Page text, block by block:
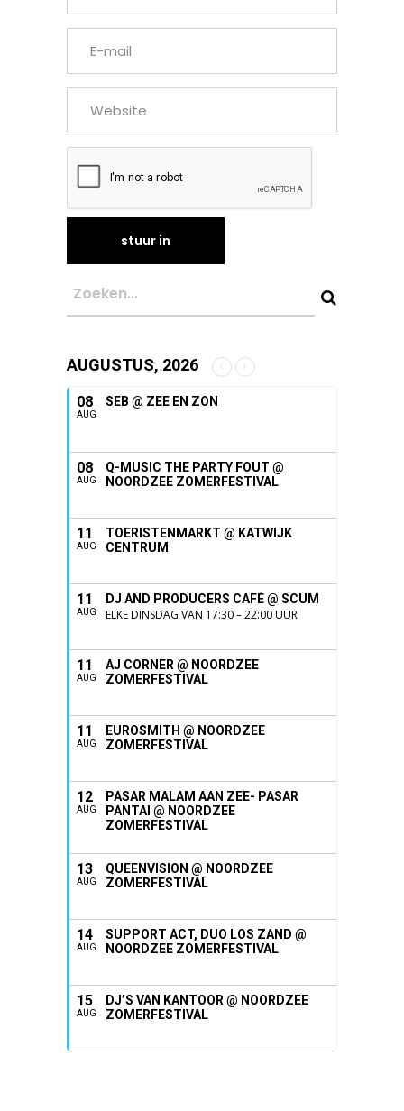
AUGUSTUS, 2026
08
AUG
SEB @ ZEE EN ZON
08
AUG
Q-MUSIC THE PARTY FOUT @
NOORDZEE ZOMERFESTIVAL
11
AUG
TOERISTENMARKT @ KATWIJK
CENTRUM
11
AUG
DJ AND PRODUCERS CAFÉ @ SCUM
ELKE DINSDAG VAN 17:30 – 22:00 UUR
11
AUG
AJ CORNER @ NOORDZEE
ZOMERFESTIVAL
11
AUG
EUROSMITH @ NOORDZEE
ZOMERFESTIVAL
12
AUG
PASAR MALAM AAN ZEE- PASAR
PANTAI @ NOORDZEE
ZOMERFESTIVAL
13
AUG
QUEENVISION @ NOORDZEE
ZOMERFESTIVAL
14
AUG
SUPPORT ACT, DUO LOS ZAND @
NOORDZEE ZOMERFESTIVAL
15
AUG
DJ’S VAN KANTOOR @ NOORDZEE
ZOMERFESTIVAL